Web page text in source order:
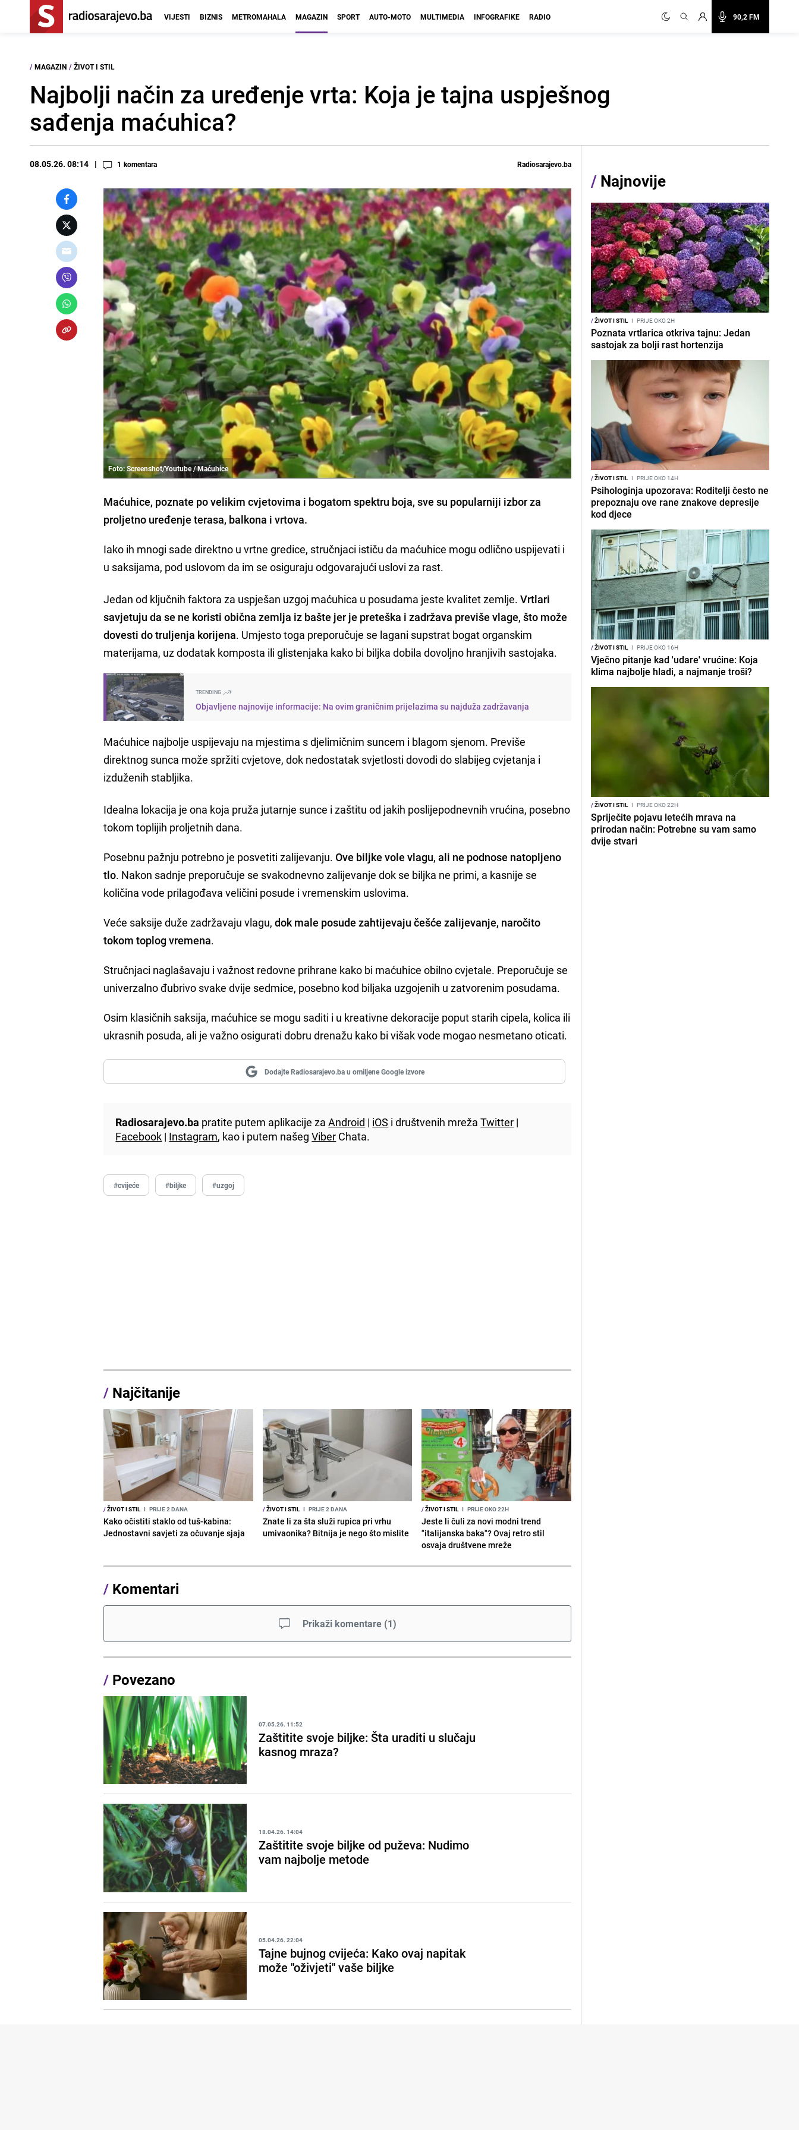
90,2 FM
VIJESTI BIZNIS METROMAHALA MAGAZIN SPORT AUTO-MOTO MULTIMEDIA INFOGRAFIKE RADIO
/ MAGAZIN / ŽIVOT I STIL
Najbolji način za uređenje vrta: Koja je tajna uspješnog
sađenja maćuhica?
08.05.26. 08:14 1 komentara Radiosarajevo.ba
Foto: Screenshot/Youtube / Maćuhice
Maćuhice, poznate po velikim cvjetovima i bogatom spektru boja, sve su popularniji izbor za
proljetno uređenje terasa, balkona i vrtova.
Iako ih mnogi sade direktno u vrtne gredice, stručnjaci ističu da maćuhice mogu odlično uspijevati i
u saksijama, pod uslovom da im se osiguraju odgovarajući uslovi za rast.
Jedan od ključnih faktora za uspješan uzgoj maćuhica u posudama jeste kvalitet zemlje.Vrtlari
savjetuju da se ne koristi obična zemlja iz bašte jer je preteška i zadržava previše vlage,što može
dovesti do truljenja korijena. Umjesto toga preporučuje se lagani supstrat bogat organskim
materijama, uz dodatak komposta ili glistenjaka kako bi biljka dobila dovoljno hranjivih sastojaka.
TRENDING
Objavljene najnovije informacije: Na ovim graničnim prijelazima su najduža zadržavanja
Maćuhice najbolje uspijevaju na mjestima s djelimičnim suncem i blagom sjenom. Previše
direktnog sunca može spržiti cvjetove, dok nedostatak svjetlosti dovodi do slabijeg cvjetanja i
izduženih stabljika.
Idealna lokacija je ona koja pruža jutarnje sunce i zaštitu od jakih poslijepodnevnih vrućina, posebno
tokom toplijih proljetnih dana.
Posebnu pažnju potrebno je posvetiti zalijevanju.Ove biljke vole vlagu, ali ne podnose natopljeno
tlo. Nakon sadnje preporučuje se svakodnevno zalijevanje dok se biljka ne primi, a kasnije se
količina vode prilagođava veličini posude i vremenskim uslovima.
Veće saksije duže zadržavaju vlagu,dok male posude zahtijevaju češće zalijevanje, naročito
tokom toplog vremena.
Stručnjaci naglašavaju i važnost redovne prihrane kako bi maćuhice obilno cvjetale. Preporučuje se
univerzalno đubrivo svake dvije sedmice, posebno kod biljaka uzgojenih u zatvorenim posudama.
Osim klasičnih saksija, maćuhice se mogu saditi i u kreativne dekoracije poput starih cipela, kolica ili
ukrasnih posuda, ali je važno osigurati dobru drenažu kako bi višak vode mogao nesmetano oticati.
Dodajte Radiosarajevo.ba u omiljene Google izvore
Radiosarajevo.ba pratite putem aplikacije zaAndroid | iOS i društvenih mrežaTwitter |
Facebook | Instagram, kao i putem našegViber Chata.
#cvijeće #biljke #uzgoj
/ Najčitanije
/ŽIVOT I STIL I PRIJE 2 DANA
Kako očistiti staklo od tuš-kabina:
Jednostavni savjeti za očuvanje sjaja
/ŽIVOT I STIL I PRIJE 2 DANA
Znate li za šta služi rupica pri vrhu
umivaonika? Bitnija je nego što mislite
/ŽIVOT I STIL I PRIJE OKO 22H
Jeste li čuli za novi modni trend
"italijanska baka"? Ovaj retro stil
osvaja društvene mreže
/ Komentari
Prikaži komentare (1)
/ Povezano
07.05.26. 11:52
Zaštitite svoje biljke: Šta uraditi u slučaju
kasnog mraza?
18.04.26. 14:04
Zaštitite svoje biljke od puževa: Nudimo
vam najbolje metode
05.04.26. 22:04
Tajne bujnog cvijeća: Kako ovaj napitak
može "oživjeti" vaše biljke
/ Najnovije
/ŽIVOT I STIL I PRIJE OKO 2H
Poznata vrtlarica otkriva tajnu: Jedan
sastojak za bolji rast hortenzija
/ŽIVOT I STIL I PRIJE OKO 14H
Psihologinja upozorava: Roditelji često ne
prepoznaju ove rane znakove depresije
kod djece
/ŽIVOT I STIL I PRIJE OKO 16H
Vječno pitanje kad 'udare' vrućine: Koja
klima najbolje hladi, a najmanje troši?
/ŽIVOT I STIL I PRIJE OKO 22H
Spriječite pojavu letećih mrava na
prirodan način: Potrebne su vam samo
dvije stvari